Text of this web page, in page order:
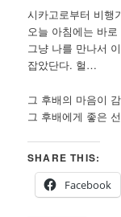
시카고로부터 비행
오늘 아침에는 바
그냥 나를 만나서
잡았단다. 헐…
그 후배의 마음이
그 후배에게 좋은
SHARE THIS:
Facebook